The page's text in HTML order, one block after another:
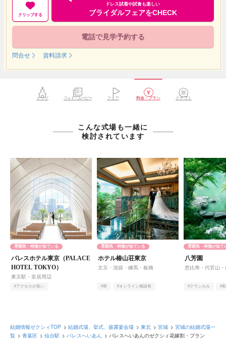
クリップする
ドレス試着や試食も楽しい
ブライダルフェアをCHECK
電話で見学予約する
問合せ 資料請求
トップ フォト・ムービー フェア 料金・プラン クチコミ
こんな式場も一緒に
検討されています
雰囲気・特徴が似ている
パレスホテル東京（PALACE
HOTEL TOKYO）
東京駅・皇居周辺
#アクセスが良い
雰囲気・特徴が似ている
ホテル椿山荘東京
文京・池袋・練馬・板橋
#和
#オンライン相談有
雰囲気・特徴が似て
八芳園
恵比寿・代官山
#クラシカル
#和
結婚情報ゼクシィTOP 結婚式場、挙式、披露宴会場 東北 宮城
宮城の結婚式場一
覧
青葉区 仙台駅 パレスへいあん パレスへいあんのゼクシィ花嫁割・プラン